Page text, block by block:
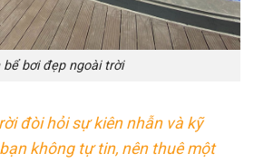
bể bơi đẹp ngoài trời
đòi hỏi sự kiên nhẫn và kỹ
không tự tin, nên thuê một